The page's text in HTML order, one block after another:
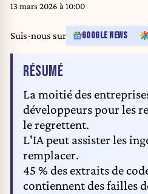
13 mars 2026 à 10:00
Suis-nous sur GOOGLE NEWS
RÉSUMÉDE L'ARTICLE
La moitié des
développeurs pour les
le regrettent.
L'IA peut assister les
remplacer.
45 % des extraits de
contiennent des failles